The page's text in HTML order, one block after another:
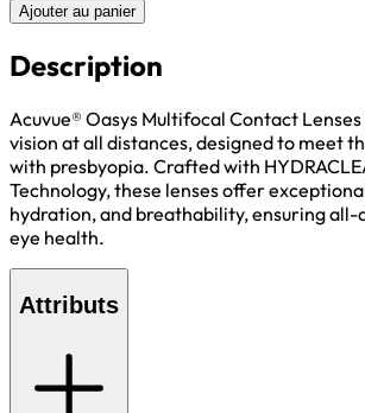
Ajouter au panier
Description
Acuvue® Oasys Multifocal Contact
vision at all distances, designed to meet
with presbyopia. Crafted with
Technology, these lenses offer
hydration, and breathability, ensuring
eye health.
Attributs